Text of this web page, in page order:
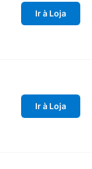
Ir à Loja
Ir à Loja